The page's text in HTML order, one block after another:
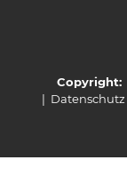
Copyright:
| Datenschutz